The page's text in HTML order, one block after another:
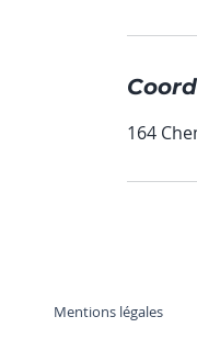
164
Mentions légales